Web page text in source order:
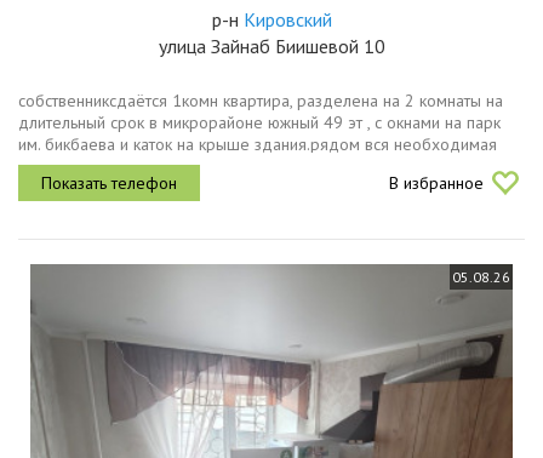
р-н Кировский
улица Зайнаб Биишевой 10
собственниксдаётся 1комн квартира, разделена на 2 комнаты на
длительный срок в микрорайоне южный 49 эт , с окнами на парк
им. бикбаева и каток на крыше здания.рядом вся необходимая
инфраструктура.квартира после ремонта, удобная и
эргономичная...
В избранное
05.08.26